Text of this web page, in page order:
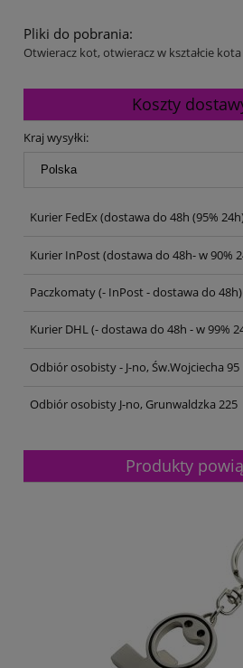
Pliki do pobrania:
Otwieracz kot, otwieracz w kształcie kota
Koszty
Cena nie zawiera ewentualnych
Kraj wysyłki:
Kurier FedEx(dostawa do 48h (95%
Kurier InPost(dostawa do 48h- w 90%
Paczkomaty(- InPost - dostawa do 48h)
Kurier DHL(- dostawa do 48h - w 99%
Odbiór osobisty - J-no, Św.Wojciecha 95
Odbiór osobisty J-no, Grunwaldzka 225
Produkty